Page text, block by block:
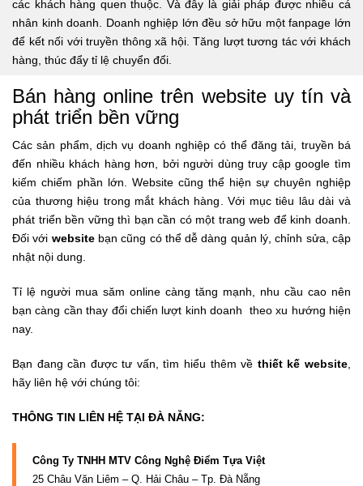
các khách hàng quen thuộc. Và đây là giải pháp được nhiều cá
nhân kinh doanh. Doanh nghiệp lớn đều sở hữu một fanpage lớn
để kết nối với truyền thông xã hội. Tăng lượt tương tác với khách
hàng, thúc đẩy tỉ lệ chuyển đổi.
Bán hàng online trên website uy tín và
phát triển bền vững
Các sản phẩm, dịch vụ doanh nghiệp có thể đăng tải, truyền bá
đến nhiều khách hàng hơn, bởi người dùng truy cập google tìm
kiếm chiếm phần lớn. Website cũng thể hiện sự chuyên nghiệp
của thương hiệu trong mắt khách hàng. Với mục tiêu lâu dài và
phát triển bền vững thì bạn cần có một trang web để kinh doanh.
Đối với websitebạn cũng có thể dễ dàng quản lý, chỉnh sửa, cập
nhật nội dung.
Tỉ lệ người mua săm online càng tăng mạnh, nhu cầu cao nên
bạn càng cần thay đổi chiến lượt kinh doanh theo xu hướng hiện
nay.
Bạn đang cần được tư vấn, tìm hiểu thêm về thiết kế website
hãy liên hệ với chúng tôi:
THÔNG TIN LIÊN HỆ TẠI ĐÀ NẴNG:
Công Ty TNHH MTV Công Nghệ Điểm Tựa Việt
25 Châu Văn Liêm – Q. Hải Châu – Tp. Đà Nẵng